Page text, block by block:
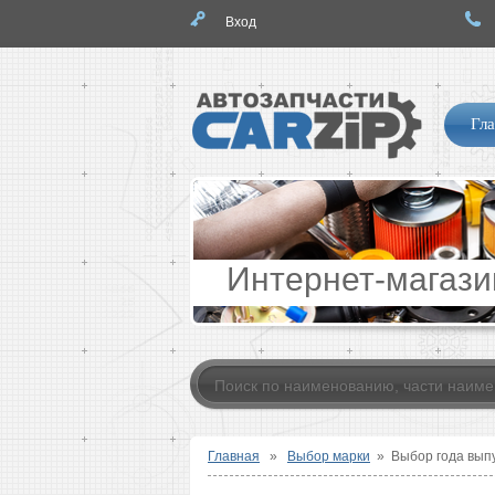
Вход
Логотип
по
Интернет-
Главная » Выбор марки » Выбор года